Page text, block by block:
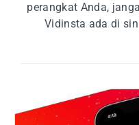
perangkat Anda,
Vidinsta ada di